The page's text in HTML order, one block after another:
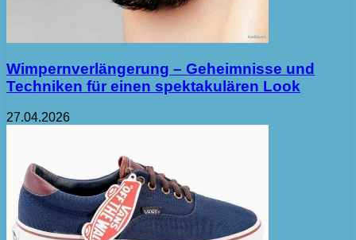
Wimpernverlängerung – Geheimnisse und
Techniken für einen spektakulären Look
27.04.2026